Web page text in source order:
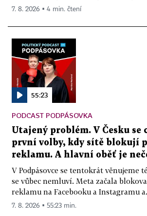
7. 8. 2026 ▪ 4 min. čtení
55:23
PODCAST PODPÁSOVKA
Utajený problém. V Česku se
první volby, kdy sítě blokují
reklamu. A hlavní oběť je
V Podpásovce se tentokrát věnujeme
se vůbec nemluví. Meta začala
reklamu na Facebooku a Instagramu
7. 8. 2026 ▪ 55:23 min.